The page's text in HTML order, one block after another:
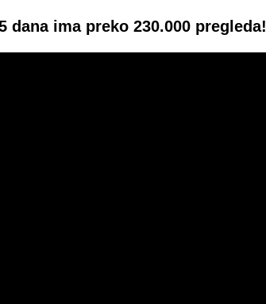
dana ima preko 230.000 pregleda!